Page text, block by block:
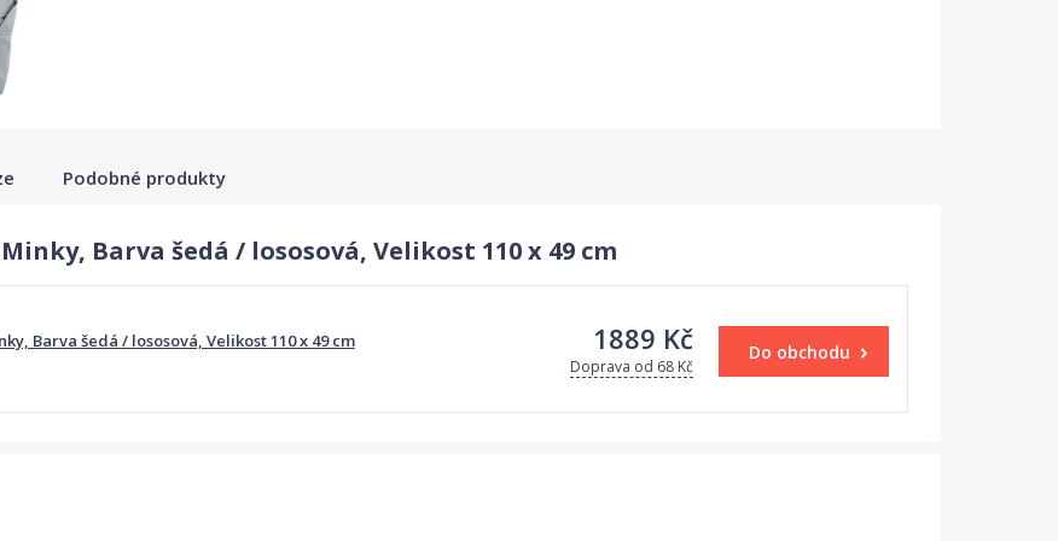
Podobné produkty
Barva šedá / lososová, Velikost 110 x 49 cm
Barva šedá / lososová, Velikost 110 x 49 cm 1889 Kč
Doprava od 68 Kč
Do obchodu